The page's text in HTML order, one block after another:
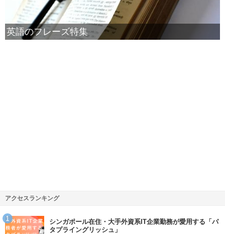
英語のフレーズ特集
アクセスランキング
シンガポール在住・大手外資系IT企業勤務が愛用する「パ
タプライングリッシュ」